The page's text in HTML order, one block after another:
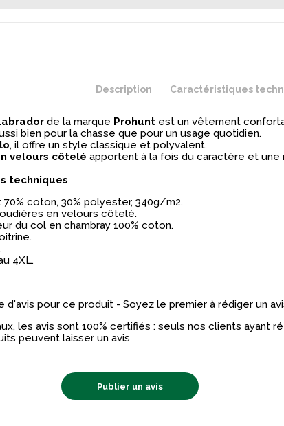
Description Caractéristiques
de la marque Prohuntest un vêtement
bien pour la chasse que pour un usage quotidien.
, il offre un style classique et polyvalent.
velours côtelé apportent à la fois du caractère et une
techniques
70% coton, 30% polyester, 340g/m2.
en velours côtelé.
du col en chambray 100% coton.
4XL.
d'avis pour ce produit - Soyez le premier à rédiger un
les avis sont 100% certifiés : seuls nos clients ayant
peuvent laisser un avis
Publier un avis